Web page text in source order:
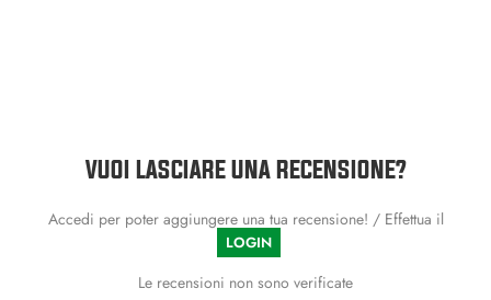
VUOI LASCIARE UNA RECENSIONE?
Accedi per poter aggiungere una tua recensione! / Effettua il
LOGIN
Le recensioni non sono verificate